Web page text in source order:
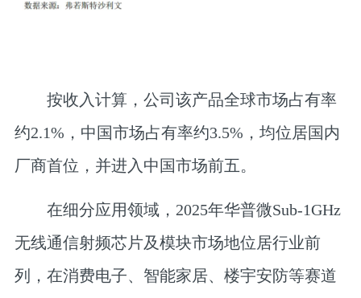
按收入计算， 公司该产品全球市场占有率
约2.1%，中国市场占有率约3.5%，均位居国内
厂商首位，并进入中国市场前五。
在细分应用领域，2025年华普微Sub-1GHz
无线通信射频芯片及模块市场地位居行业前
列， 在消费电子、智能家居、楼宇安防等赛道